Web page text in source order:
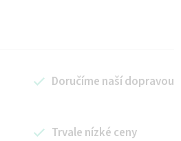
Doručíme naší dopravou
Trvale nízké ceny